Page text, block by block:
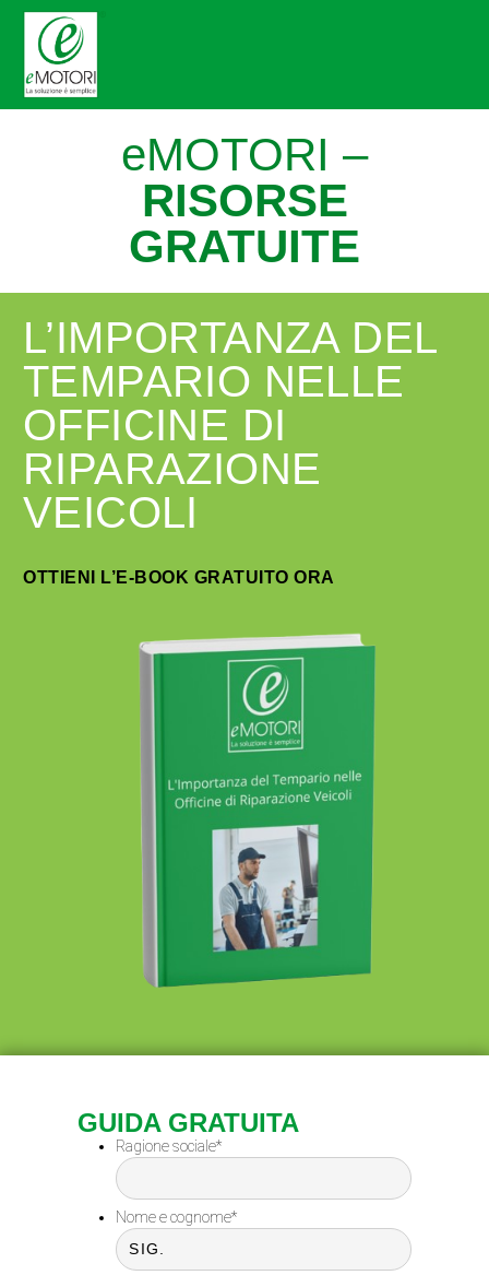
eMOTORI –
RISORSE
GRATUITE
L’IMPORTANZA DEL
TEMPARIO NELLE
OFFICINE DI
RIPARAZIONE
VEICOLI
OTTIENI L’E-BOOK GRATUITO ORA
GUIDA GRATUITA
Ragione sociale*
Nome e cognome*